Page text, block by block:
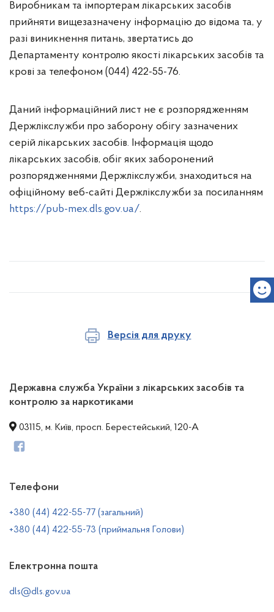
Виробникам та імпортерам лікарських засобів
прийняти вищезазначену інформацію до відома та, у
разі виникнення питань, звертатись до
Департаменту контролю якості лікарських засобів та
крові за телефоном (044) 422-55-76.
Даний інформаційний лист не є розпорядженням
Держлікслужби про заборону обігу зазначених
серій лікарських засобів. Інформація щодо
лікарських засобів, обіг яких заборонений
розпорядженнями Держлікслужби, знаходиться на
офіційному веб-сайті Держлікслужби за посиланням
https://pub-mex.dls.gov.ua/.
Версія для друку
Державна служба України з лікарських засобів та
контролю за наркотиками
03115, м. Київ, просп. Берестейський, 120-А
Телефони
+380 (44) 422-55-77 (загальний)
+380 (44) 422-55-73 (приймальня Голови)
Електронна пошта
dls@dls.gov.ua